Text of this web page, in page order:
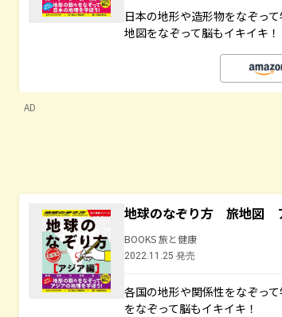
日本の地形や造形物をなぞっ
地図をなぞって脳もイキイキ！
AD
地球のなぞり方 旅地図
BOOKS 旅と健康
2022.11.25 発売
各国の地形や関係性をなぞっ
をなぞって脳もイキイキ！